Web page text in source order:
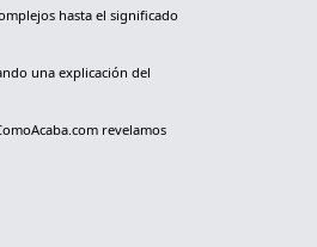
hasta el significado
una explicación del
revelamos